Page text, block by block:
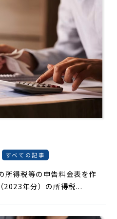
すべての記事
所得税等の申告料金表を作
2023年分）の所得税...